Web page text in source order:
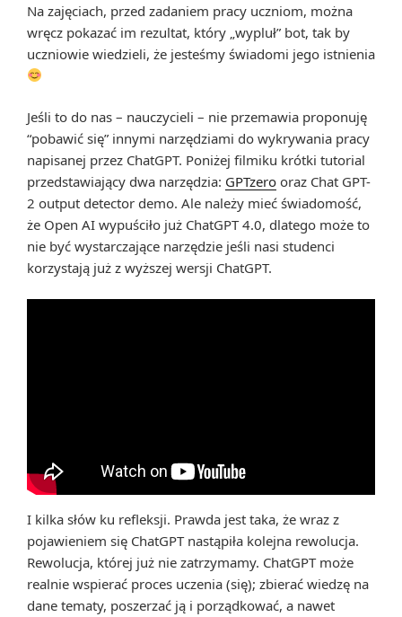
Na zajęciach, przed zadaniem pracy uczniom, można
wręcz pokazać im rezultat, który „wypluł” bot, tak by
uczniowie wiedzieli, że jesteśmy świadomi jego istnienia
Jeśli to do nas – nauczycieli – nie przemawia proponuję
“pobawić się” innymi narzędziami do wykrywania pracy
napisanej przez ChatGPT. Poniżej filmiku krótki tutorial
przedstawiający dwa narzędzia: GPTzero oraz Chat GPT-
2 output detector demo. Ale należy mieć świadomość,
że Open AI wypuściło już ChatGPT 4.0, dlatego może to
nie być wystarczające narzędzie jeśli nasi studenci
korzystają już z wyższej wersji ChatGPT.
I kilka słów ku refleksji. Prawda jest taka, że wraz z
pojawieniem się ChatGPT nastąpiła kolejna rewolucja.
Rewolucja, której już nie zatrzymamy. ChatGPT może
realnie wspierać proces uczenia (się); zbierać wiedzę na
dane tematy, poszerzać ją i porządkować, a nawet